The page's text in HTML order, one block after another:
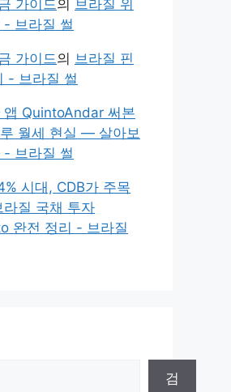
가이드의 브라질 위
- 브라질 썰
가이드의 브라질 핀
- 브라질 썰
앱 QuintoAndar 써본
월세 현실 — 살아보
- 브라질 썰
시대, CDB가 주목
라질 국채 투자
완전 정리 - 브라질
검